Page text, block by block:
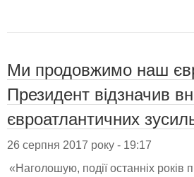
Ми продовжимо наш
Президент відзначив
євроатлантичних
26 серпня 2017 року - 19:17
«Наголошую, події останніх років